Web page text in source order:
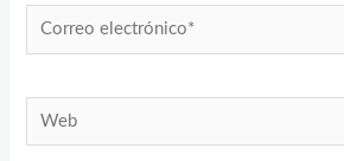
Correo
electrónico*
Web